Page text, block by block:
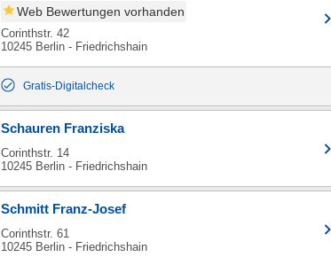
Web Bewertungen vorhanden
Corinthstr. 42
10245 Berlin - Friedrichshain
Gratis-Digitalcheck
Schauren Franziska
Corinthstr. 14
10245 Berlin - Friedrichshain
Schmitt Franz-Josef
Corinthstr. 61
10245 Berlin - Friedrichshain